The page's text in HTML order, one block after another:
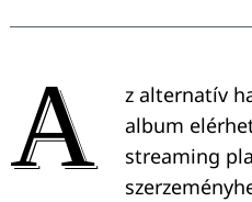
A
z alternatív
album
streaming